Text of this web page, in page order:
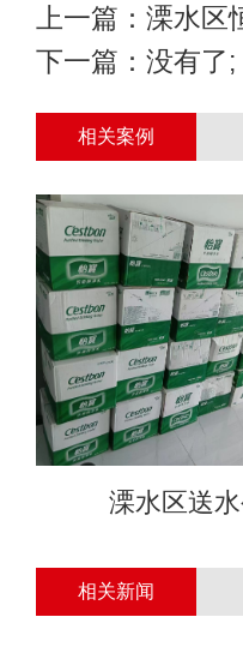
上一篇： 溧水区
下一篇：没有了;
相关案例
溧水区送水
相关新闻